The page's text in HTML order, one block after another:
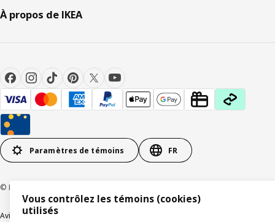
À propos de IKEA
Paramètres de témoins FR
© Inter IKEA Systems B.V 1999-2026
Avis de confidentialité
Vous contrôlez les témoins (cookies)
utilisés